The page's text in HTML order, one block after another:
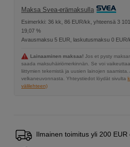
Maksa Svea-erämaksulla
Esimerkki: 36 kk, 86 EUR/kk, yhteensä 3
19,07 %
Avausmaksu 5 EUR, laskutusmaksu 0
Lainaaminen maksaa! Jos et pysty
saada maksuhäiriömerkinnän. Se voi
liittymien tekemistä ja uusien lainojen
velkaneuvonnasta. Yhteystiedot löydät sivulta
välilehteen)
Ilmainen toimitus yli 200 EUR